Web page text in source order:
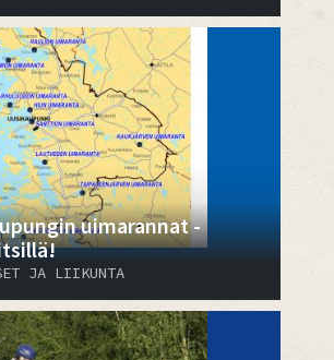
uimarannat -
JA LIIKUNTA